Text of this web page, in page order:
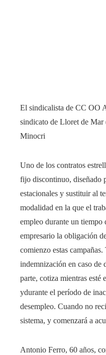
El sindicalista de CC OO
sindicato de Lloret de Mar
Minocri
Uno de los contratos
fijo discontinuo, diseñado
estacionales y sustituir al
modalidad en la que el
empleo durante un tiempo
empresario la obligación
comienzo estas
indemnización en caso de
parte, cotiza mientras esté
ydurante el período de
desempleo. Cuando no
sistema, y ​​​​comenzará a
Antonio Ferro, 60 años,